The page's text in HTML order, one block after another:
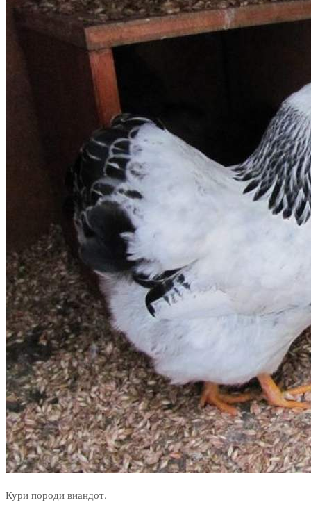
Кури породи виандот.